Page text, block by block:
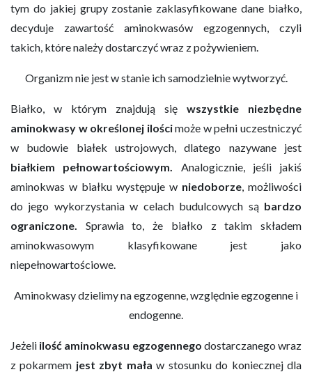
tym do jakiej grupy zostanie zaklasyfikowane dane białko,
decyduje zawartość aminokwasów egzogennych, czyli
takich, które należy dostarczyć wraz z pożywieniem.
Organizm nie jest w stanie ich samodzielnie wytworzyć.
Białko, w którym znajdują się wszystkie niezbędne
aminokwasy w określonej ilościmoże w pełni uczestniczyć
w budowie białek ustrojowych, dlatego nazywane jest
białkiem pełnowartościowym. Analogicznie, jeśli jakiś
aminokwas w białku występuje w niedoborze, możliwości
do jego wykorzystania w celach budulcowych sąbardzo
ograniczone. Sprawia to, że białko z takim składem
aminokwasowym klasyfikowane jest jako
niepełnowartościowe.
Aminokwasy dzielimy na egzogenne, względnie egzogenne i
endogenne.
Jeżeli ilość aminokwasu egzogennego dostarczanego wraz
z pokarmem jest zbyt mała w stosunku do koniecznej dla